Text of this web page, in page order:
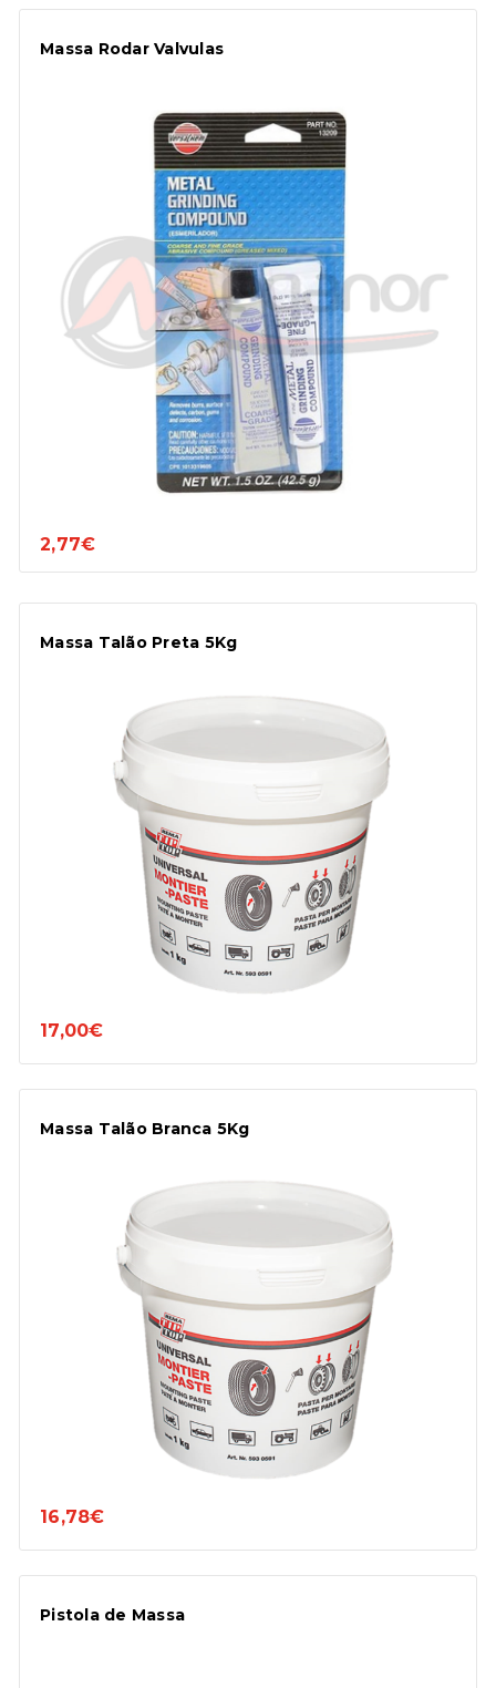
Massa Rodar Valvulas
2,77€
Massa Talão Preta 5Kg
17,00€
Massa Talão Branca 5Kg
16,78€
Pistola de Massa